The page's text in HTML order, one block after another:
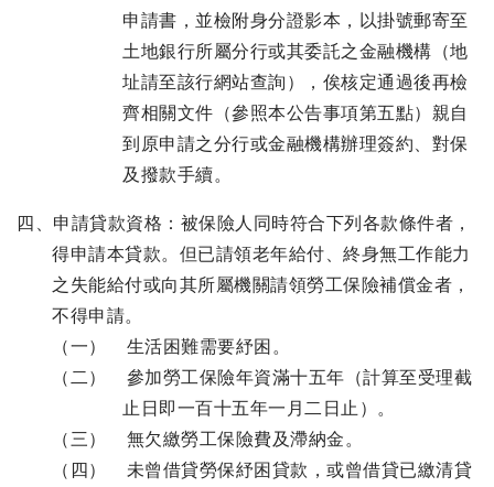
申請書，並檢附身分證影本，以掛號郵寄至
土地銀行所屬分行或其委託之金融機構（地
址請至該行網站查詢），俟核定通過後再檢
齊相關文件（參照本公告事項第五點）親自
到原申請之分行或金融機構辦理簽約、對保
及撥款手續。
四、申請貸款資格：被保險人同時符合下列各款條件者，
得申請本貸款。但已請領老年給付、終身無工作能力
之失能給付或向其所屬機關請領勞工保險補償金者，
不得申請。
（一） 生活困難需要紓困。
（二） 參加勞工保險年資滿十五年（計算至受理截
止日即一百十五年一月二日止）。
（三） 無欠繳勞工保險費及滯納金。
（四） 未曾借貸勞保紓困貸款，或曾借貸已繳清貸